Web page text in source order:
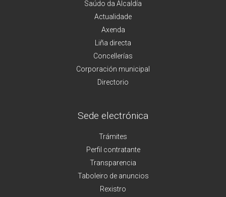
Saúdo da Alcaldía
Actualidade
Axenda
Liña directa
Concellerías
Corporación municipal
Directorio
Sede electrónica
Trámites
Perfil contratante
Transparencia
Taboleiro de anuncios
Rexistro